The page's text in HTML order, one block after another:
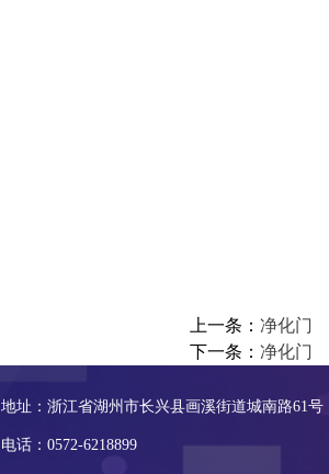
上一条： 净化门
下一条： 净化门
地址：浙江省湖州市长兴县画溪街道城南路61号
电话：0572-6218899